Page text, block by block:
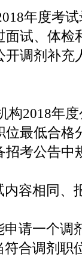
年度考
试、体检
调剂补充
构2018年
最低合格
考公告中
容相同、
请一个调
合调剂职